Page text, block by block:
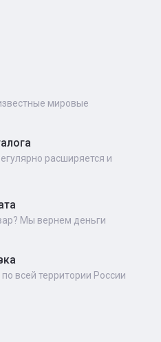
мировые
расширяется и
Мы вернем деньги
всей территории России